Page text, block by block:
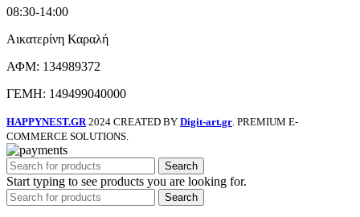
08:30-14:00
Αικατερίνη Καραλή
ΑΦΜ: 134989372
ΓΕΜΗ: 149499040000
HAPPYNEST.GR 2024 CREATED BY Digit-art.gr . PREMIUM E-
COMMERCE SOLUTIONS.
Search
Start typing to see products you are looking for.
Search